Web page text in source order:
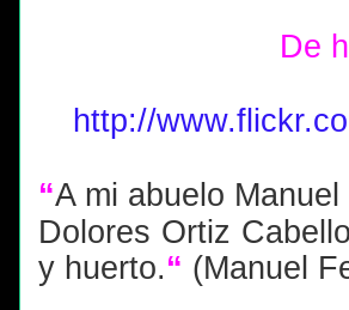
De
http://
“A mi abuelo
Dolores Ortiz
y huerto.“ (Manuel